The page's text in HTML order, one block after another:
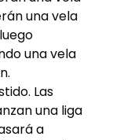
una vela
una vela
Las
una liga
a